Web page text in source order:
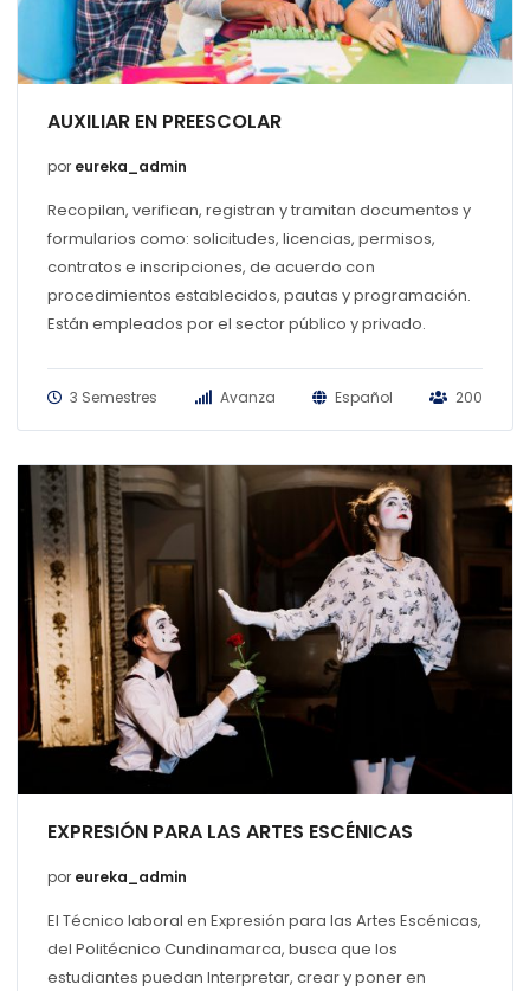
AUXILIAR EN PREESCOLAR
por eureka_admin
Recopilan, verifican, registran y tramitan documentos y
formularios como: solicitudes, licencias, permisos,
contratos e inscripciones, de acuerdo con
procedimientos establecidos, pautas y programación.
Están empleados por el sector público y privado.
3 Semestres Avanza Español 200
EXPRESIÓN PARA LAS ARTES ESCÉNICAS
por eureka_admin
El Técnico laboral en Expresión para las Artes Escénicas,
del Politécnico Cundinamarca, busca que los
estudiantes puedan Interpretar, crear y poner en